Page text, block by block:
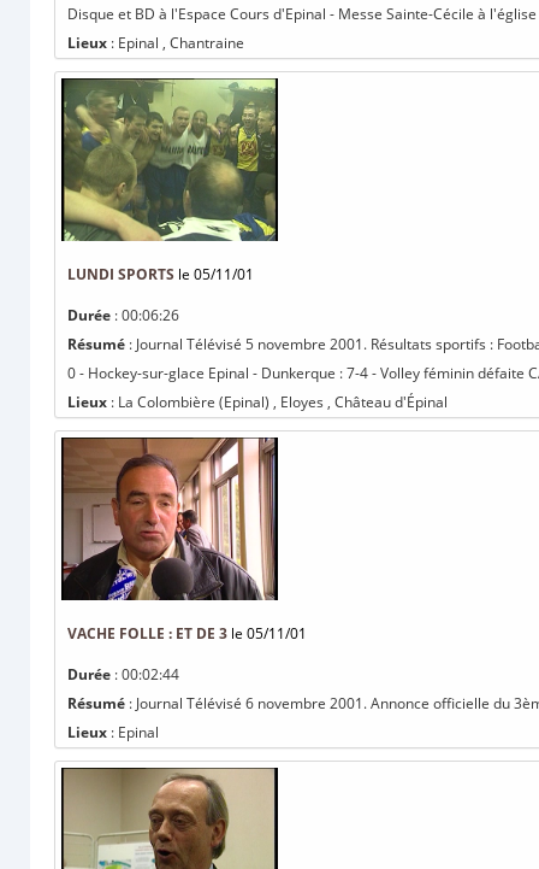
Disque et BD à l'Espace Cours d'Epinal - Messe Sainte-Cécile à
Lieux : Epinal , Chantraine
LUNDI SPORTS le 05/11/01
Durée : 00:06:26
Résumé : Journal Télévisé 5 novembre 2001. Résultats sportifs :
0 - Hockey-sur-glace Epinal - Dunkerque : 7-4 - Volley féminin défaite
Lieux : La Colombière (Epinal) , Eloyes , Château d'Épinal
VACHE FOLLE : ET DE 3 le 05/11/01
Durée : 00:02:44
Résumé : Journal Télévisé 6 novembre 2001. Annonce officielle du
Lieux : Epinal